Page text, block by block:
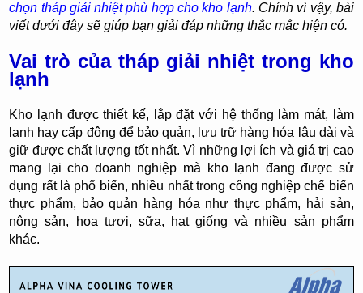
chọn tháp giải nhiệt phù hợp cho kho lạnh. Chính vì vậy, bài
viết dưới đây sẽ giúp bạn giải đáp những thắc mắc hiện có.
Vai trò của tháp giải nhiệt trong kho
lạnh
Kho lạnh được thiết kế, lắp đặt với hệ thống làm mát, làm
lạnh hay cấp đông để bảo quản, lưu trữ hàng hóa lâu dài và
giữ được chất lượng tốt nhất. Vì những lợi ích và giá trị cao
mang lại cho doanh nghiệp mà kho lạnh đang được sử
dụng rất là phổ biến, nhiều nhất trong công nghiệp chế biến
thực phẩm, bảo quản hàng hóa như thực phẩm, hải sản,
nông sản, hoa tươi, sữa, hạt giống và nhiều sản phẩm
khác.